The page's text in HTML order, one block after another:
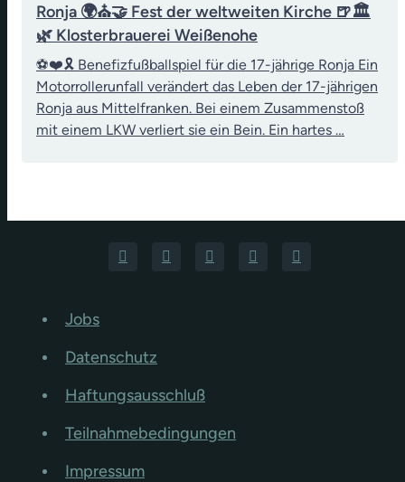
Ronja 🌍⛪🤝 Fest der weltweiten Kirche 🍺🏛️
🌿 Klosterbrauerei Weißenohe
⚽❤️🎗️ Benefizfußballspiel für die 17-jährige Ronja Ein
Motorrollerunfall verändert das Leben der 17-jährigen
Ronja aus Mittelfranken. Bei einem Zusammenstoß
mit einem LKW verliert sie ein Bein. Ein hartes …
Jobs
Datenschutz
Haftungsausschluß
Teilnahmebedingungen
Impressum